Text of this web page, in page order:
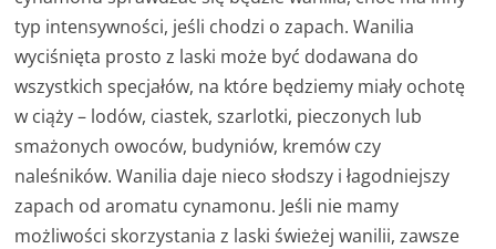
typ intensywności, jeśli chodzi o zapach. Wanilia
wyciśnięta prosto z laski może być dodawana do
wszystkich specjałów, na które będziemy miały ochotę
w ciąży – lodów, ciastek, szarlotki, pieczonych lub
smażonych owoców, budyniów, kremów czy
naleśników. Wanilia daje nieco słodszy i łagodniejszy
zapach od aromatu cynamonu. Jeśli nie mamy
możliwości skorzystania z laski świeżej wanilii, zawsze